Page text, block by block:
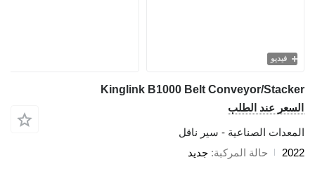
فيديو
Kinglink B1000 Belt Conveyor/Stacker
السعر عند الطلب
المعدات الصناعية - سير ناقل
2022
حالة المركبة جديد